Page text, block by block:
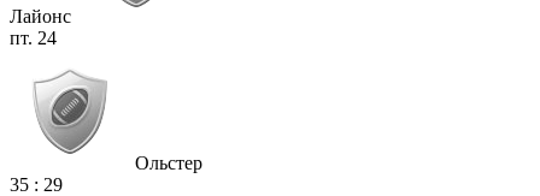
Лайонс
пт. 24
Ольстер
35 : 29